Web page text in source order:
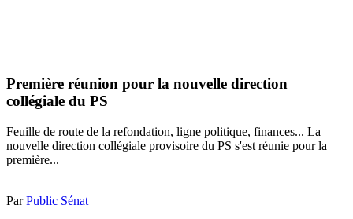
Première réunion pour la nouvelle direction
collégiale du PS
Feuille de route de la refondation, ligne politique, finances... La
nouvelle direction collégiale provisoire du PS s'est réunie pour la
première...
ParPublic Sénat